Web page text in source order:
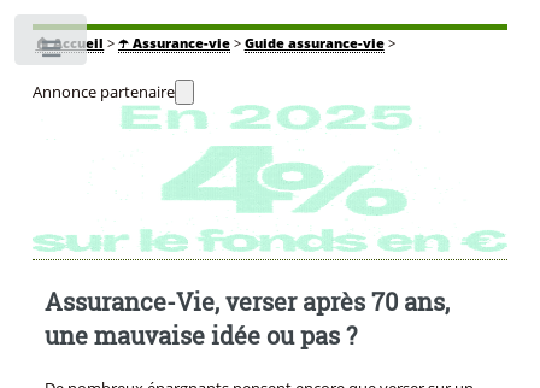
🏠Accueil > ☂️ Assurance-vie> Guide assurance-vie>
Annonce partenaire
Assurance-Vie, verser après 70 ans,
une mauvaise idée ou pas ?
Toggle